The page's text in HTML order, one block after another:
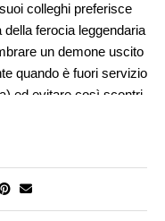
colleghi preferisce
ferocia leggendaria
un demone uscito
quando è fuori servizio
ed evitare così scontri
Anne è conosciuta
(quello, per